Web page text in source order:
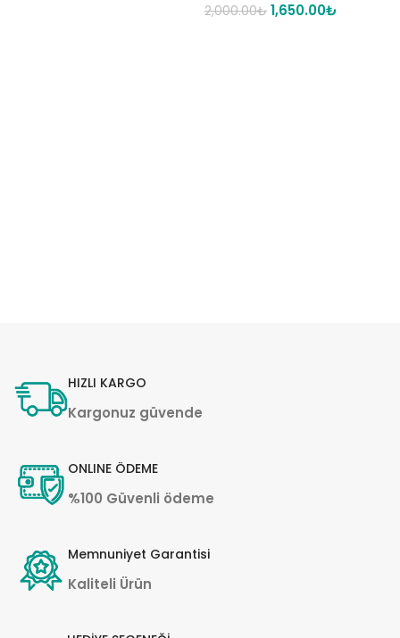
2,000.00₺ 1,650.00₺
HIZLI KARGO
Kargonuz güvende
ONLINE ÖDEME
%100 Güvenli ödeme
Memnuniyet Garantisi
Kaliteli Ürün